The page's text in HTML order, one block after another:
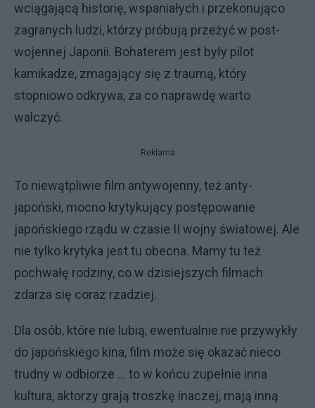
wciągającą historię, wspaniałych i przekonująco
zagranych ludzi, którzy próbują przeżyć w post-
wojennej Japonii. Bohaterem jest były pilot
kamikadze, zmagający się z traumą, który
stopniowo odkrywa, za co naprawdę warto
walczyć.
Reklama
To niewątpliwie film antywojenny, też anty-
japoński, mocno krytykujący postępowanie
japońskiego rządu w czasie II wojny światowej. Ale
nie tylko krytyka jest tu obecna. Mamy tu też
pochwałę rodziny, co w dzisiejszych filmach
zdarza się coraz rzadziej.
Dla osób, które nie lubią, ewentualnie nie przywykły
do japońskiego kina, film może się okazać nieco
trudny w odbiorze ... to w końcu zupełnie inna
kultura, aktorzy grają troszkę inaczej, mają inną